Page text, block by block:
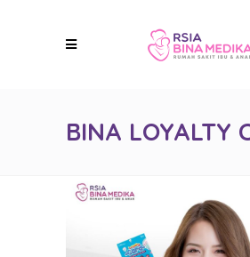
BINA LOYALTY